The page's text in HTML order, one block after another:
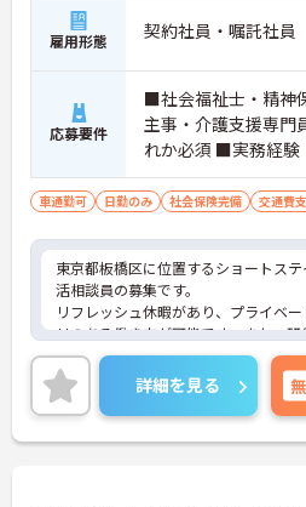
雇用形態 契約社員・嘱託社員
応募要件
■社会福祉士・精神
主事・介護支援専門
れか必須 ■実務経
転免許：必須
車通勤可 日勤のみ 社会保険完備 交通費
東京都板橋区に位置するショートス
活相談員の募集です。
リフレッシュ休暇があり、プライベ
リのある働き方が可能です。また、
り、働きながらスキルアップが目指
ご興味のある方には、面接対策ポイン
に詳細をご案内しますのでお気軽にご
い！
詳細を見る